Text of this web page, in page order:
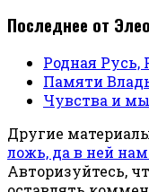
Последнее от
Родная Русь,
Памяти
Чувства и
Другие
ложь, да в ней
Авторизуйтесь,